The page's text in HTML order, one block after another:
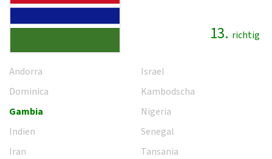
13. richtig
Andorra
Dominica
Gambia
Indien
Iran
Israel
Kambodscha
Nigeria
Senegal
Tansania